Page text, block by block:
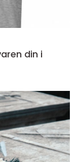
din i